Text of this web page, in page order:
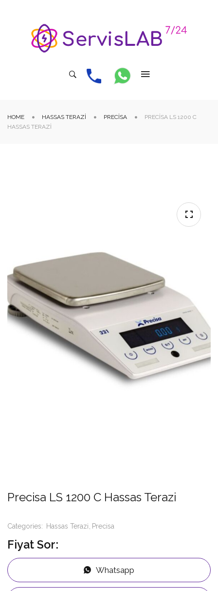
HOME HASSAS TERAZI PRECISA
PRECISA LS 1200 C
HASSAS TERAZI
Precisa LS 1200 C Hassas Terazi
Categories: Hassas Terazi Precisa
Fiyat Sor:
Whatsapp